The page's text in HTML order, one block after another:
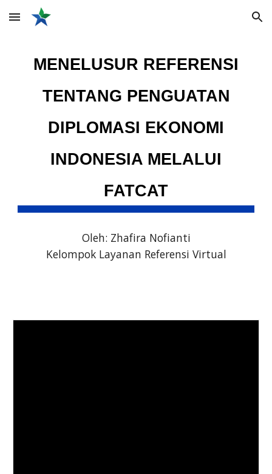
Skip to main content Skip to navigation
MENELUSUR REFERENSI
TENTANG PENGUATAN
DIPLOMASI EKONOMI
INDONESIA MELALUI
FATCAT
Oleh: Zhafira Nofianti
Kelompok Layanan Referensi Virtual